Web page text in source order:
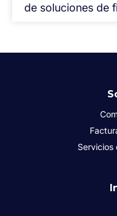
de soluciones de
Servicios